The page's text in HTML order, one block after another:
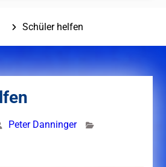
Schüler helfen
Peter Danninger